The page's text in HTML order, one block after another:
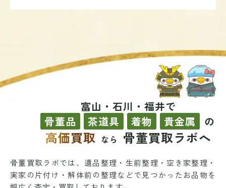
富山・石川・福井で
骨董品
茶道具 着物 貴金属 の
高価買取 なら 骨董買取ラボへ
骨董買取ラボでは、遺品整理・生前整理・空き家整理・
実家の片付け・解体前の整理などで 見つかったお品物を